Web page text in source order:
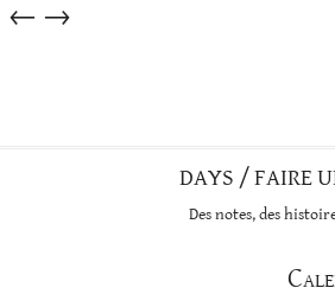
Articles
→
←
DAYS / FAIRE
Des notes, des